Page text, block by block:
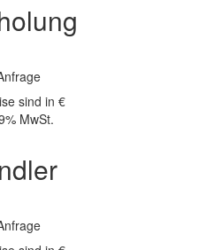
sind in €
MwSt.